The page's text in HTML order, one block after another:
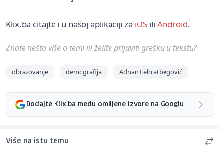
Klix.ba čitajte i u našoj aplikaciji za iOS ili Android.
Znate nešto više o temi ili želite prijaviti grešku u tekstu?
obrazovanje demografija Adnan Fehratbegović
Dodajte Klix.ba među omiljene izvore na Googlu
Više na istu temu